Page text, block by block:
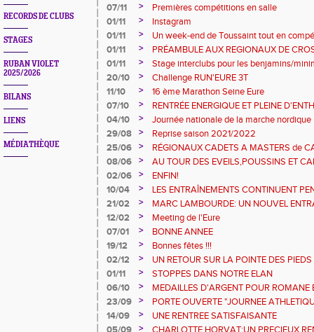
RECORDS DE CLUBS
STAGES
RUBAN VIOLET
2025/2026
BILANS
LIENS
MÉDIATHÈQUE
07/11
>
Premières compétitions en salle
01/11
>
Instagram
01/11
>
Un week-end de Toussaint tout en
01/11
>
PRÉAMBULE AUX REGIONAUX DE
01/11
>
Stage interclubs pour les benjamins/
20/10
>
Challenge RUN'EURE 3T
11/10
>
16 ème Marathon Seine Eure
07/10
>
RENTRÉE ENERGIQUE ET PLEINE
04/10
>
Journée nationale de la marche nordique
29/08
>
Reprise saison 2021/2022
25/06
>
RÉGIONAUX CADETS A MASTERS de
08/06
>
AU TOUR DES EVEILS,POUSSINS ET
02/06
>
ENFIN!
10/04
>
LES ENTRAÎNEMENTS CONTINUENT
21/02
>
MARC LAMBOURDE: UN NOUVEL
12/02
>
Meeting de l'Eure
07/01
>
BONNE ANNEE
19/12
>
Bonnes fêtes !!!
02/12
>
UN RETOUR SUR LA POINTE DES PIEDS
01/11
>
STOPPES DANS NOTRE ELAN
06/10
>
MEDAILLES D'ARGENT POUR ROMANE
23/09
>
PORTE OUVERTE "JOURNEE
14/09
>
UNE RENTREE SATISFAISANTE
>